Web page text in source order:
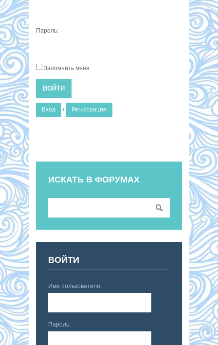
Пароль:
Запомнить меня
ВОЙТИ
Вход / Регистрация
ИСКАТЬ В ФОРУМАХ
ВОЙТИ
Имя пользователя:
Пароль: